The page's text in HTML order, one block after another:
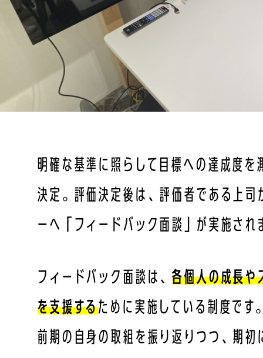
明確な基準に照らして目標への達成度を
決定。評価決定後は、評価者である上司
ーへ「フィードバック面談」が実施され
フィードバック面談は、各個人の成長や
を支援するために実施している制度です
前期の自身の取組を振り返りつつ、期初